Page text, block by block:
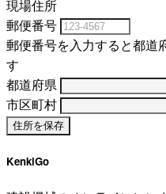
現場住所
郵便番号
郵便番号を入力すると都道
す
都道府県
市区町村
KenkiGo